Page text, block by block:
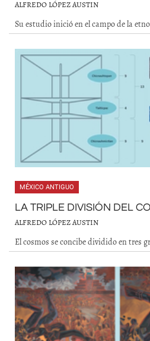
ALFREDO LÓPEZ AUSTIN
Su estudio inició en el campo de la
MÉXICO ANTIGUO
LA TRIPLE DIVISIÓN DEL
ALFREDO LÓPEZ AUSTIN
El cosmos se concibe dividido en tres